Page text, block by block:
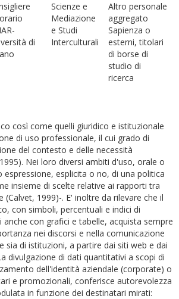
di
Scienze e
Mediazione
e Studi
Interculturali
Altro personale
aggregato
Sapienza o
esterni, titolari
di borse di
studio di
ricerca
così come quelli giuridico e istituzionale
di uso professionale, il cui grado di
del contesto e delle necessità
Nei loro diversi ambiti d'uso, orale o
esplicita o no, di una politica
insieme di scelte relative ai rapporti tra
(Calvet, 1999)-. E' inoltre da rilevare che il
con simboli, percentuali e indici di
con grafici e tabelle, acquista sempre
nei discorsi e nella comunicazione
sia di istituzioni, a partire dai siti web e dai
divulgazione di dati quantitativi a scopi di
dell'identità aziendale (corporate) o
e promozionali, conferisce autorevolezza
in funzione dei destinatari mirati: